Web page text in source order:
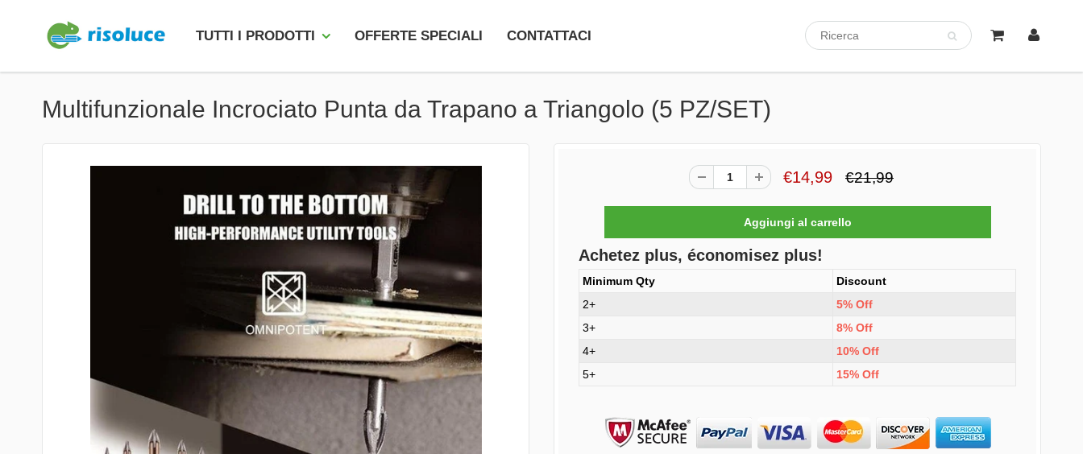
TUTTI I PRODOTTI OFFERTE SPECIALI CONTATTACI
Multifunzionale Incrociato Punta da Trapano a Triangolo (5 PZ/SET)
€14,99 €21,99
Achetez plus, économisez plus!
Minimum Qty
Discount
2+
5% Off
3+
8% Off
4+
10% Off
5+
15% Off